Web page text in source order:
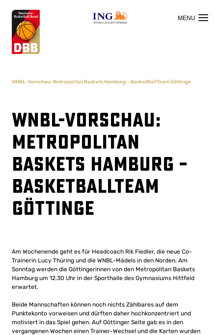
OFFIZIELLER HAUPTSPONSOR
WNBL-Vorschau: Metropolitan Baskets Hamburg – BasketBallTeam Göttinge
WNBL-Vorschau:
Metropolitan
Baskets Hamburg –
BasketBallTeam
Göttinge
Am Wochenende geht es für Headcoach Rik Fiedler, die neue Co-
Trainerin Lucy Thüring und die WNBL-Mädels in den Norden. Am
Sonntag werden die Göttingerinnen von den Metropolitan Baskets
Hamburg um 12.30 Uhr in der Sporthalle des Gymnasiums Hittfeld
erwartet.
Beide Mannschaften können noch nichts Zählbares auf dem
Punktekonto vorweisen und dürften daher hochkonzentriert und
motiviert in das Spiel gehen. Auf Göttinger Seite gab es in den
vergangenen Wochen einen Trainer-Wechsel und die Karten wurden